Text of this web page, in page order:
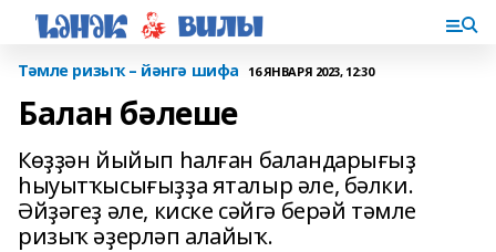
Тәмле ризыҡ – йәнгә шифа 16 ЯНВАРЯ 2023, 12:30
Балан бәлеше
Көҙҙән йыйып һалған баландарығыҙ
һыуытҡысығыҙҙа яталыр әле, бәлки.
Әйҙәгеҙ әле, киске сәйгә берәй тәмле
ризыҡ әҙерләп алайыҡ.